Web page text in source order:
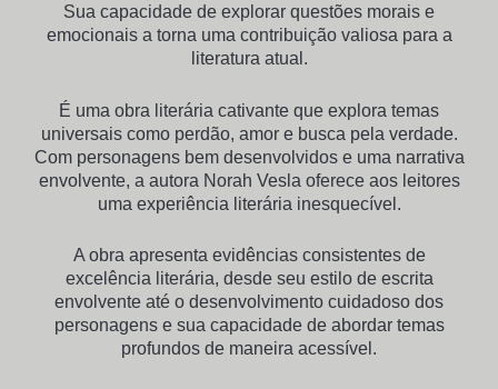
Sua capacidade de explorar questões morais e
emocionais a torna uma contribuição valiosa para a
literatura atual.
É uma obra literária cativante que explora temas
universais como perdão, amor e busca pela verdade.
Com personagens bem desenvolvidos e uma narrativa
envolvente, a autora Norah Vesla oferece aos leitores
uma experiência literária inesquecível.
A obra apresenta evidências consistentes de
excelência literária, desde seu estilo de escrita
envolvente até o desenvolvimento cuidadoso dos
personagens e sua capacidade de abordar temas
profundos de maneira acessível.